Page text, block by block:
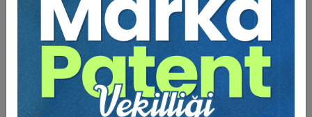
Tüketici Hukuku Enstitüsü